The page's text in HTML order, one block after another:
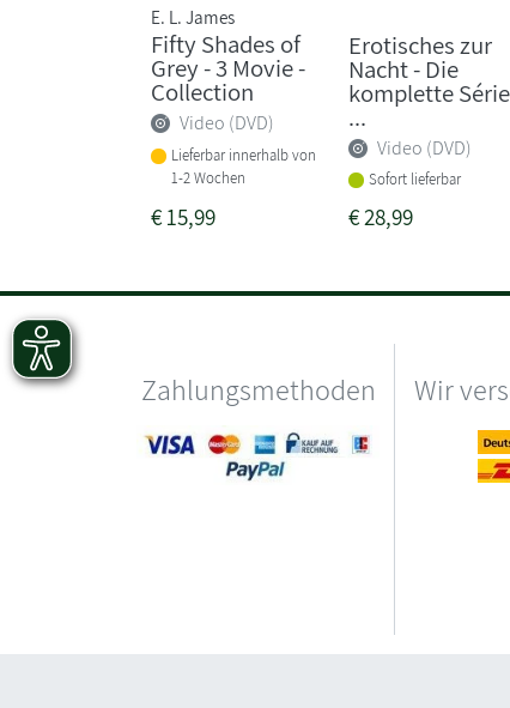
E. L. James
Fifty Shades of
Grey - 3 Movie -
Collection
Video (DVD)
Lieferbar innerhalb von
1-2 Wochen
€15,99
Erotisches zur
Nacht - Die
komplette Série
...
Video (DVD)
Sofort lieferbar
€28,99
Zahlungsmethoden Wir